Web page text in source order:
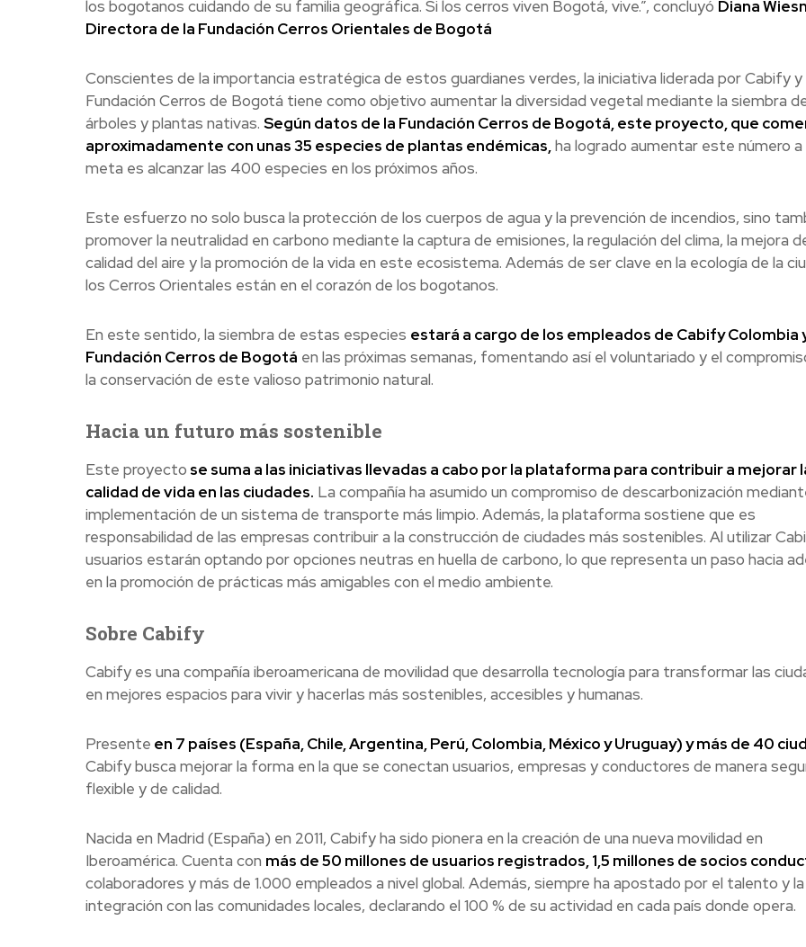
los bogotanos cuidando de su familia geográfica. Si los cerros viven Bogotá, vive.”, concluyó Diana
Directora de la Fundación Cerros Orientales de Bogotá
Conscientes de la importancia estratégica de estos guardianes verdes, la iniciativa liderada por Cabify y
Fundación Cerros de Bogotá tiene como objetivo aumentar la diversidad vegetal mediante la siembra
árboles y plantas nativas. Según datos de la Fundación Cerros de Bogotá, este proyecto, que
aproximadamente con unas 35 especies de plantas endémicas,ha logrado aumentar este número a
meta es alcanzar las 400 especies en los próximos años.
Este esfuerzo no solo busca la protección de los cuerpos de agua y la prevención de incendios, sino
promover la neutralidad en carbono mediante la captura de emisiones, la regulación del clima, la mejora
calidad del aire y la promoción de la vida en este ecosistema. Además de ser clave en la ecología de la
los Cerros Orientales están en el corazón de los bogotanos.
En este sentido, la siembra de estas especies estará a cargo de los empleados de Cabify Colombia
Fundación Cerros de Bogotá en las próximas semanas, fomentando así el voluntariado y el
la conservación de este valioso patrimonio natural.
Hacia un futuro más sostenible
Este proyecto se suma a las iniciativas llevadas a cabo por la plataforma para contribuir a mejorar
calidad de vida en las ciudades. La compañía ha asumido un compromiso de descarbonización
implementación de un sistema de transporte más limpio. Además, la plataforma sostiene que es
responsabilidad de las empresas contribuir a la construcción de ciudades más sostenibles. Al utilizar
usuarios estarán optando por opciones neutras en huella de carbono, lo que representa un paso hacia
en la promoción de prácticas más amigables con el medio ambiente.
Sobre Cabify
Cabify es una compañía iberoamericana de movilidad que desarrolla tecnología para transformar las
en mejores espacios para vivir y hacerlas más sostenibles, accesibles y humanas.
Presente en 7 países (España, Chile, Argentina, Perú, Colombia, México y Uruguay) y más de 40
Cabify busca mejorar la forma en la que se conectan usuarios, empresas y conductores de manera
flexible y de calidad.
Nacida en Madrid (España) en 2011, Cabify ha sido pionera en la creación de una nueva movilidad en
Iberoamérica. Cuenta con más de 50 millones de usuarios registrados, 1,5 millones de socios
colaboradores y más de 1.000 empleados a nivel global. Además, siempre ha apostado por el talento y la
integración con las comunidades locales, declarando el 100 % de su actividad en cada país donde opera.